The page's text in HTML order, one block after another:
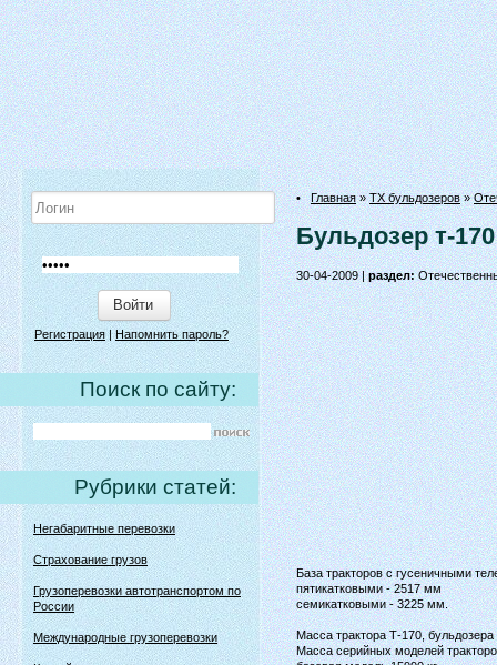
Войти
Регистрация|Напомнить пароль?
Поиск по сайту:
Рубрики статей:
Негабаритные перевозки
Страхование грузов
Грузоперевозки автотранспортом по
России
Международные грузоперевозки
•Главная»ТХ бульдозеров»
Бульдозер т-
30-04-2009 |раздел:
База тракторов с гусеничными
пятикатковыми - 2517 мм
семикатковыми - 3225 мм.
Масса трактора Т-170, бульдозера
Масса серийных моделей